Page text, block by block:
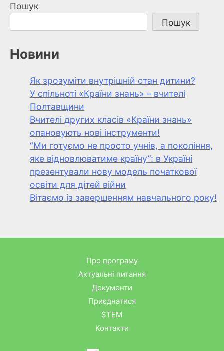
Пошук
Пошук
Новини
Як зрозуміти внутрішній стан дитини?
У спільноті «Країни знань» – вчителі
Полтавщини
Вчителі других класів «Країни знань»
опановують нові інструменти!
“Ми готуємо не просто учнів, а покоління,
яке відновлюватиме країну”: в Україні
презентували нову модель початкової
освіти для дітей війни
Вітаємо із завершенням навчального року!
Про програму
Актуальні питання
Документи
Приєднатися
STEM
Контакти